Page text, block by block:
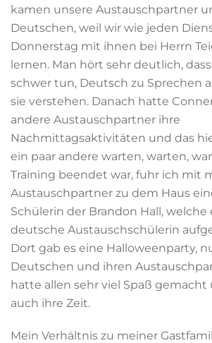
kamen unsere Austauschpartner
Deutschen, weil wir wie jeden
Donnerstag mit ihnen bei Herrn
lernen. Man hört sehr deutlich,
schwer tun, Deutsch zu Sprechen
sie verstehen. Danach hatte
andere Austauschpartner ihre
Nachmittagsaktivitäten und das
ein paar andere warten, warten,
Training beendet war, fuhr ich mit
Austauschpartner zu dem Haus
Schülerin der Brandon Hall, welche
deutsche Austauschschülerin
Dort gab es eine Halloweenparty,
Deutschen und ihren
hatte allen sehr viel Spaß
auch ihre Zeit.
Mein Verhältnis zu meiner